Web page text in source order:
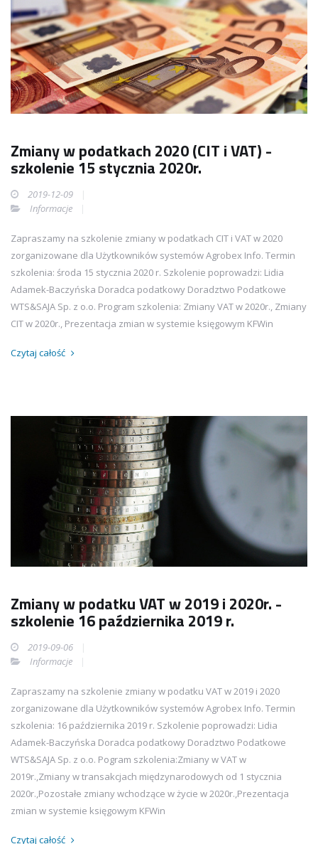
Zmiany w podatkach 2020 (CIT i VAT) -
szkolenie 15 stycznia 2020r.
2019-12-09
Informacje
Zapraszamy na szkolenie zmiany w podatkach CIT i VAT w 2020
zorganizowane dla Użytkowników systemów Agrobex Info. Termin
szkolenia: środa 15 stycznia 2020 r. Szkolenie poprowadzi: Lidia
Adamek-Baczyńska Doradca podatkowy Doradztwo Podatkowe
WTS&SAJA Sp. z o.o. Program szkolenia: Zmiany VAT w 2020r., Zmiany
CIT w 2020r., Prezentacja zmian w systemie księgowym KFWin
Czytaj całość
Zmiany w podatku VAT w 2019 i 2020r. -
szkolenie 16 października 2019 r.
2019-09-06
Informacje
Zapraszamy na szkolenie zmiany w podatku VAT w 2019 i 2020
zorganizowane dla Użytkowników systemów Agrobex Info. Termin
szkolenia: 16 października 2019 r. Szkolenie poprowadzi: Lidia
Adamek-Baczyńska Doradca podatkowy Doradztwo Podatkowe
WTS&SAJA Sp. z o.o. Pogram szkolenia:Zmiany w VAT w
2019r.,Zmiany w transakcjach międzynarodowych od 1 stycznia
2020r.,Pozostałe zmiany wchodzące w życie w 2020r.,Prezentacja
zmian w systemie księgowym KFWin
Czytaj całość